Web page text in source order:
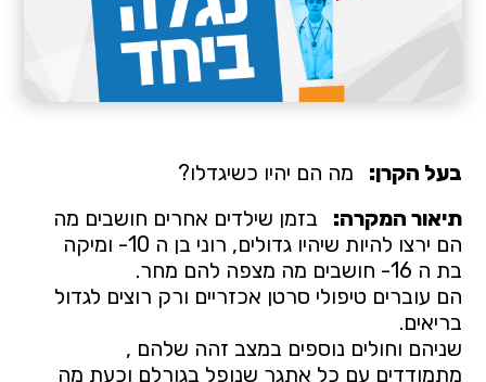
בעל הקרן:
מה הם יהיו כשיגדלו?
תיאור המקרה:
בזמן שילדים אחרים חושבים מה
הם ירצו להיות שיהיו גדולים, רוני בן ה 10- ומיקה
בת ה 16- חושבים מה מצפה להם מחר.
הם עוברים טיפולי סרטן אכזריים ורק רוצים לגדול
בריאים.
שניהם וחולים נוספים במצב זהה שלהם ,
מתמודדים עם כל אתגר שנופל בגורלם וכעת מה